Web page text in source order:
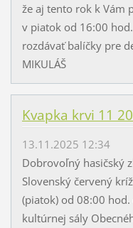
že aj tento rok k Vám
v piatok od 16:00
rozdávať balíčky pre
MIKULÁŠ
Kvapka krvi 11
13.11.2025 12:34
Dobrovoľný hasičský
Slovenský červený
(piatok) od 08:00
kultúrnej sály